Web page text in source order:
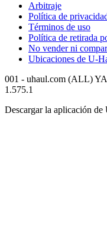
Arbitraje
Política de
Términos de uso
Política de retirada
No vender ni
Ubicaciones de U-
001 - uhaul.com (ALL)
1.575.1
Descargar la aplicación de